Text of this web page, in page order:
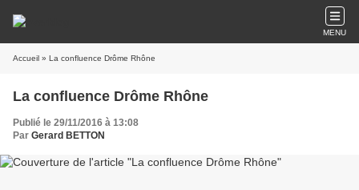
MENU
Accueil » La confluence Drôme Rhône
La confluence Drôme Rhône
Publié le 29/11/2016 à 13:08
Par Gerard BETTON